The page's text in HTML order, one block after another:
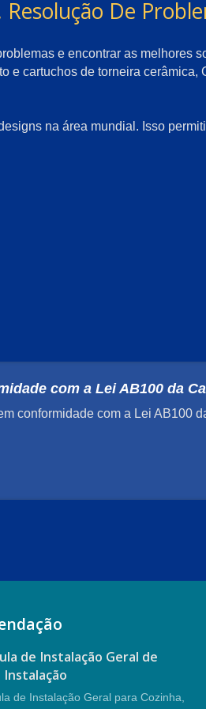
De
e encontrar as melhores
e cartuchos de torneira cerâmica,
na área mundial. Isso
com a Lei AB100 da
conformidade com a Lei AB100
de Instalação Geral de
Instalação
de Instalação Geral para Cozinha,